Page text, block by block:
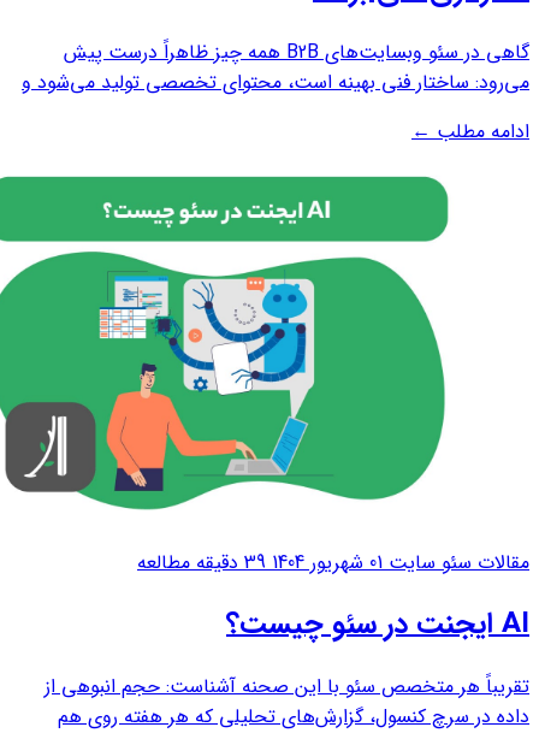
گاهی در سئو وبسایت‌های B2B همه چیز ظاهراً درست پیش
می‌رود: ساختار فنی بهینه است، محتوای تخصصی تولید می‌شود و
با پرسشی اساسی روبه‌رو...
ادامه مطلب←
مقالات سئو سایت 01 شهریور 1404 39 دقیقه مطالعه
AI ایجنت در سئو چیست؟
تقریباً هر متخصص سئو با این صحنه آشناست: حجم انبوهی از
داده در سرچ کنسول، گزارش‌های تحلیلی که هر هفته روی هم